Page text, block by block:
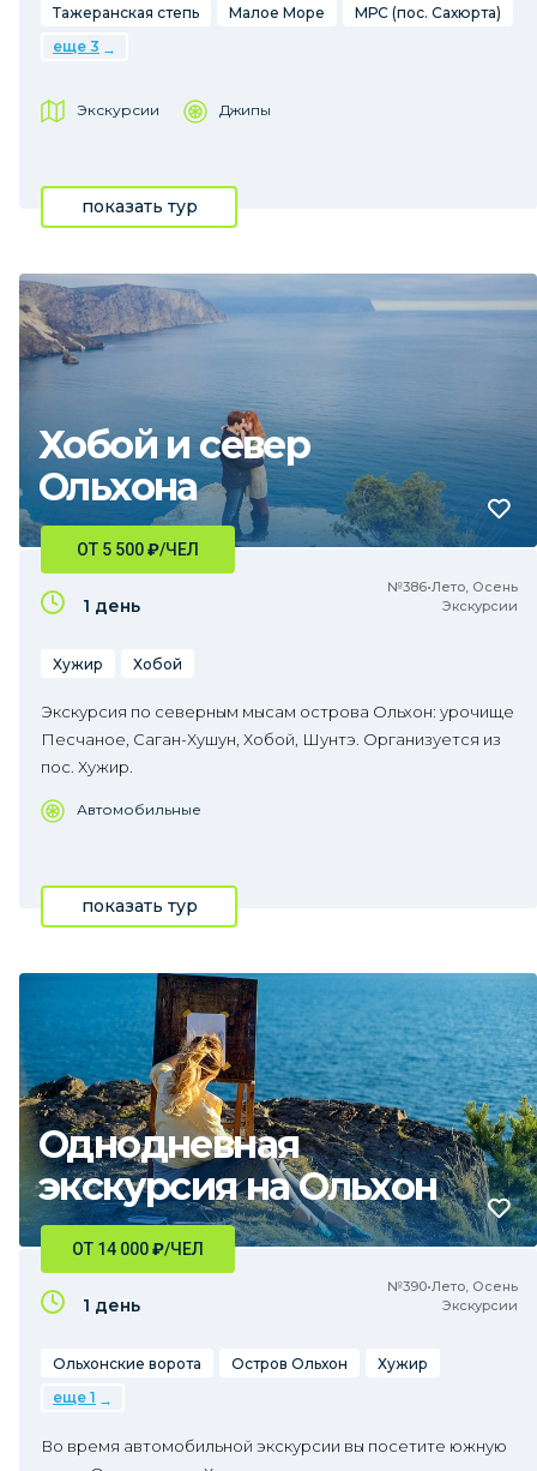
Тажеранская степь Малое Море
МРС (пос. Сахюрта)
еще 3
Экскурсии Джипы
показать тур
Хобой и север
Ольхона
№386•Лето, Осень
Экскурсии
ОТ 5 500₽/ЧЕЛ
1 день
Хужир Хобой
Экскурсия по северным мысам острова Ольхон: урочище
Песчаное, Саган-Хушун, Хобой, Шунтэ. Организуется из
пос. Хужир.
Автомобильные
показать тур
Однодневная
экскурсия на Ольхон
№390•Лето, Осень
Экскурсии
ОТ 14 000₽/ЧЕЛ
1 день
Ольхонские ворота Остров Ольхон
Хужир
еще 1
Во время автомобильной экскурсии вы посетите южную